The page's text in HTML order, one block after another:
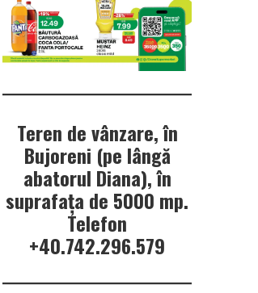
Teren de vânzare, în
Bujoreni (pe lângă
abatorul Diana), în
suprafața de 5000 mp.
Telefon
+40.742.296.579